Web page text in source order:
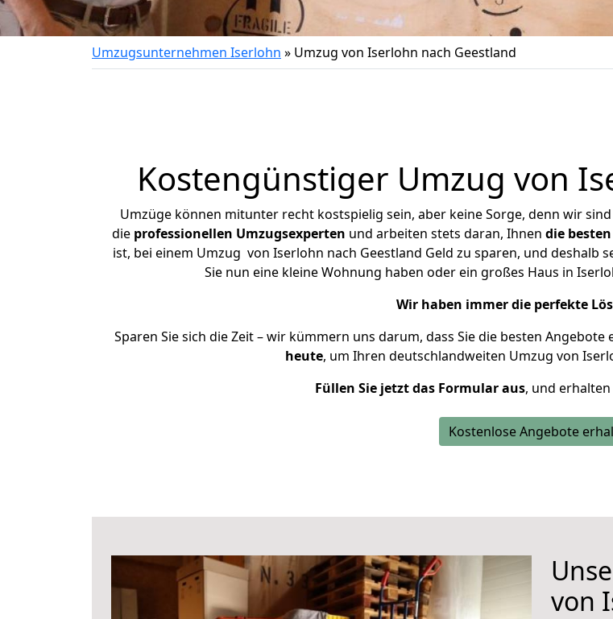
Umzugsunternehmen Iserlohn » Umzug von Iserlohn nach Geestland
Kostengünstiger Umzug von
Umzüge können mitunter recht kostspielig sein, aber keine Sorge, denn wir
die professionellen Umzugsexperten und arbeiten stets daran, Ihnen die
ist, bei einem Umzug von Iserlohn nach Geestland Geld zu sparen, und deshalb
Sie nun eine kleine Wohnung haben oder ein großes Haus in
Wir haben immer die perfekte
Sparen Sie sich die Zeit – wir kümmern uns darum, dass Sie die besten Angebote
heute, um Ihren deutschlandweiten Umzug von
Füllen Sie jetzt das Formular aus, und
Kostenlose Angebote
von